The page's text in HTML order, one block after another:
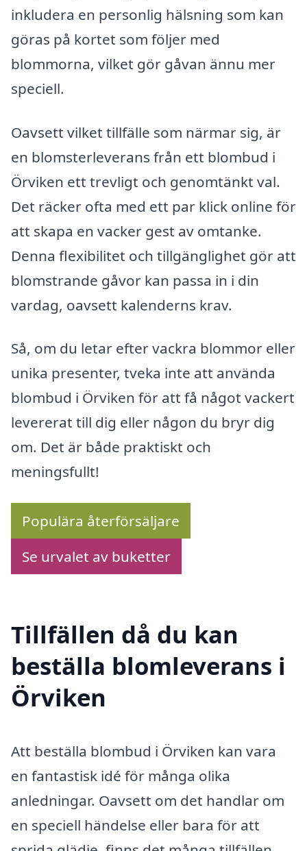
inkludera en personlig hälsning som kan
göras på kortet som följer med
blommorna, vilket gör gåvan ännu mer
speciell.
Oavsett vilket tillfälle som närmar sig, är
en blomsterleverans från ett blombud i
Örviken ett trevligt och genomtänkt val.
Det räcker ofta med ett par klick online för
att skapa en vacker gest av omtanke.
Denna flexibilitet och tillgänglighet gör att
blomstrande gåvor kan passa in i din
vardag, oavsett kalenderns krav.
Så, om du letar efter vackra blommor eller
unika presenter, tveka inte att använda
blombud i Örviken för att få något vackert
levererat till dig eller någon du bryr dig
om. Det är både praktiskt och
meningsfullt!
Populära återförsäljare
Se urvalet av buketter
Tillfällen då du kan
beställa blomleverans i
Örviken
Att beställa blombud i Örviken kan vara
en fantastisk idé för många olika
anledningar. Oavsett om det handlar om
en speciell händelse eller bara för att